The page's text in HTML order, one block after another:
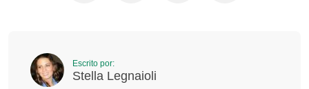
Escrito por:
Stella Legnaioli